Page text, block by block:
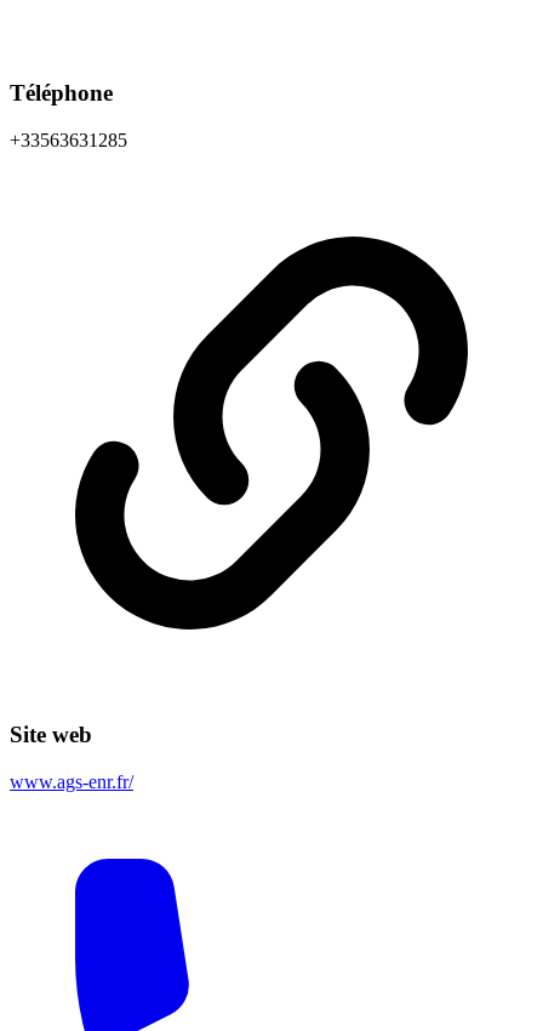
Téléphone
+33563631285
Site web
www.ags-enr.fr/